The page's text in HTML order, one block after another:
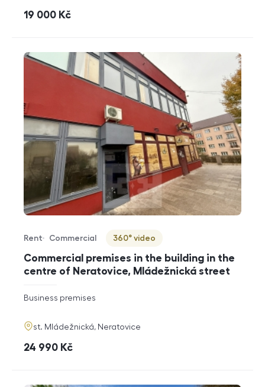
cena
19 000 Kč
Commercial premises in the building in the
centre of Neratovice, Mládežnická street
Offer type
Rent
Property type
Commercial
Virtuální prohlídka
360° video
rozměry
disposition
Business premises
adresa
st. Mládežnická, Neratovice
cena
24 990 Kč